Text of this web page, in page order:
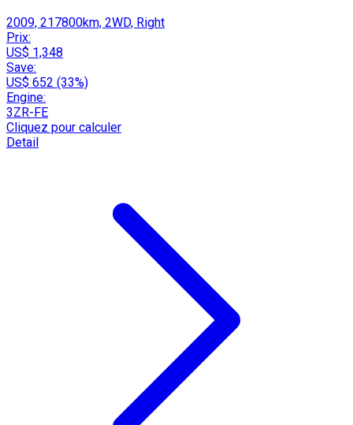
2009, 217800km, 2WD, Right
Prix:
US$ 1,348
Save:
US$ 652 (33%)
Engine:
3ZR-FE
Cliquez pour calculer
Detail